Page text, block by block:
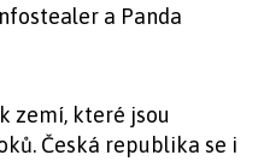
a Panda
zemí, které jsou
Česká republika se i